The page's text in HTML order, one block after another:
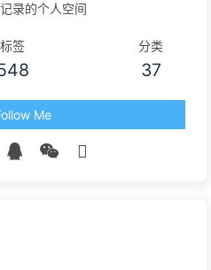
录的个人空间
标签 分类
37
Me